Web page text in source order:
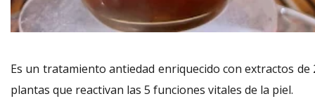
Es un tratamiento antiedad enriquecido con extractos de
plantas que reactivan las 5 funciones vitales de la piel.